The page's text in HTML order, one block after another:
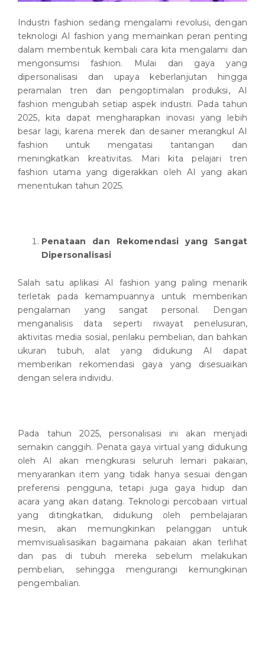
Industri fashion sedang mengalami revolusi, dengan
teknologi AI fashion yang memainkan peran penting
dalam membentuk kembali cara kita mengalami dan
mengonsumsi fashion. Mulai dari gaya yang
dipersonalisasi dan upaya keberlanjutan hingga
peramalan tren dan pengoptimalan produksi, AI
fashion mengubah setiap aspek industri. Pada tahun
2025, kita dapat mengharapkan inovasi yang lebih
besar lagi, karena merek dan desainer merangkul AI
fashion untuk mengatasi tantangan dan
meningkatkan kreativitas. Mari kita pelajari tren
fashion utama yang digerakkan oleh AI yang akan
menentukan tahun 2025.
Penataan dan Rekomendasi yang Sangat
Dipersonalisasi
Salah satu aplikasi AI fashion yang paling menarik
terletak pada kemampuannya untuk memberikan
pengalaman yang sangat personal. Dengan
menganalisis data seperti riwayat penelusuran,
aktivitas media sosial, perilaku pembelian, dan bahkan
ukuran tubuh, alat yang didukung AI dapat
memberikan rekomendasi gaya yang disesuaikan
dengan selera individu.
Pada tahun 2025, personalisasi ini akan menjadi
semakin canggih. Penata gaya virtual yang didukung
oleh AI akan mengkurasi seluruh lemari pakaian,
menyarankan item yang tidak hanya sesuai dengan
preferensi pengguna, tetapi juga gaya hidup dan
acara yang akan datang. Teknologi percobaan virtual
yang ditingkatkan, didukung oleh pembelajaran
mesin, akan memungkinkan pelanggan untuk
memvisualisasikan bagaimana pakaian akan terlihat
dan pas di tubuh mereka sebelum melakukan
pembelian, sehingga mengurangi kemungkinan
pengembalian.